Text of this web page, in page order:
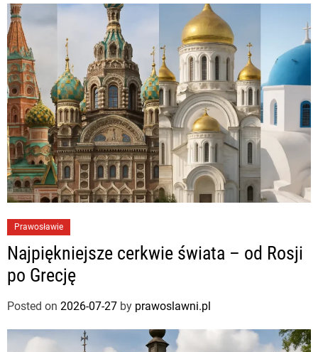
Prawosławie
Najpiękniejsze cerkwie świata – od Rosji
po Grecję
Posted on 2026-07-27 by prawoslawni.pl